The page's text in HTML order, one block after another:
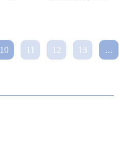
10 11 12 13 ...